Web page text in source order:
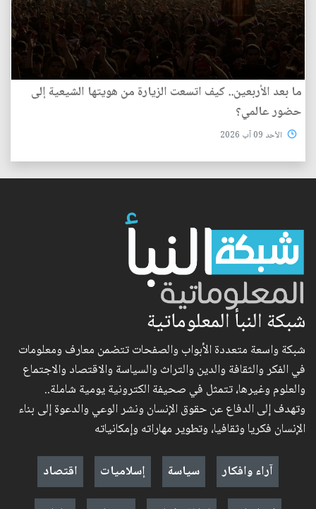
ما بعد الأربعين.. كيف اتسعت الزيارة من هويتها الشيعية إلى
حضور عالمي؟
الأحد 09 آب 2026
شبكة النبأ المعلوماتية
شبكة واسعة متعددة الأبواب والصفحات تتضمن معارف ومعلومات
في الفكر والثقافة والدين والتراث والسياسة والاقتصاد والاجتماع
والعلوم وغيرها، تتمثل في صحيفة الكترونية يومية شاملة..
وتهدف إلى الدفاع عن حقوق الإنسان ونشر الوعي والدعوة إلى بناء
الإنسان فكريا وثقافيا، وتطوير مهاراته وإمكانياته
آراء وافكار
سياسة إسلاميات
اقتصاد